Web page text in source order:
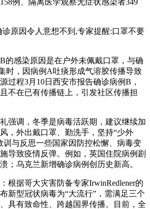
原因令人意想不到,专家提醒:口罩不要
的感染原因是在户外未佩戴口罩，与确
时，因病例A吐痰形成气溶胶传播导致
过程3月10日西安市报告确诊病例B，
不在已有传播链上，引发社区传播担
强调，冬季是病毒活跃期，建议继续加
，外出戴口罩、勤洗手，坚持“少外
训与反思一些国家因防控松懈、病毒变
导致疫情反弹。例如，英国住院病例剧
；乌克兰新增确诊病例创历史新高。
根据哥大灾害防备专家IrwinRedlener的
新型冠状病毒为“大流行”，需满足三个
具有致命性、跨越国界传播。目前，全